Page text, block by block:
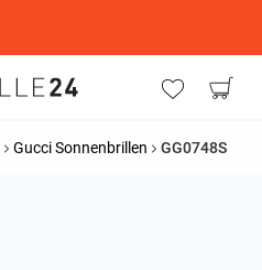
Gucci Sonnenbrillen GG0748S